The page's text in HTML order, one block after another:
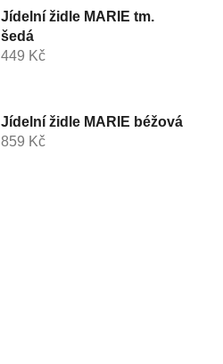
Jídelní židle MARIE tm.
šedá
449 Kč
Jídelní židle MARIE béžová
859 Kč